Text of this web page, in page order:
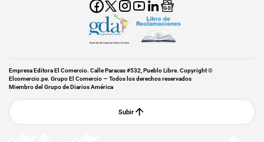
Miembro del Grupo de Diarios América
Empresa Editora El Comercio. Calle Paracas #532, Pueblo Libre. Copyright ©
Elcomercio.pe. Grupo El Comercio — Todos los derechos reservados
Miembro del Grupo de Diarios América
Subir